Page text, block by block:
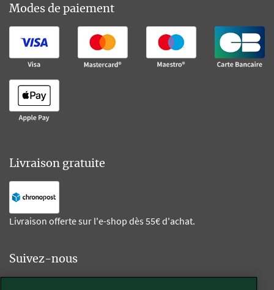
Modes de paiement
Livraison gratuite
Livraison offerte sur l'e-shop dès 55€ d'achat.
Suivez-nous